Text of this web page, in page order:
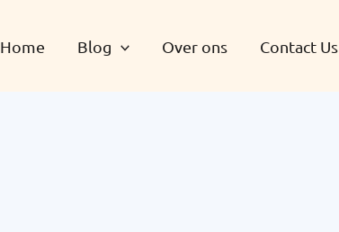
Home Blog Over ons Contact Us